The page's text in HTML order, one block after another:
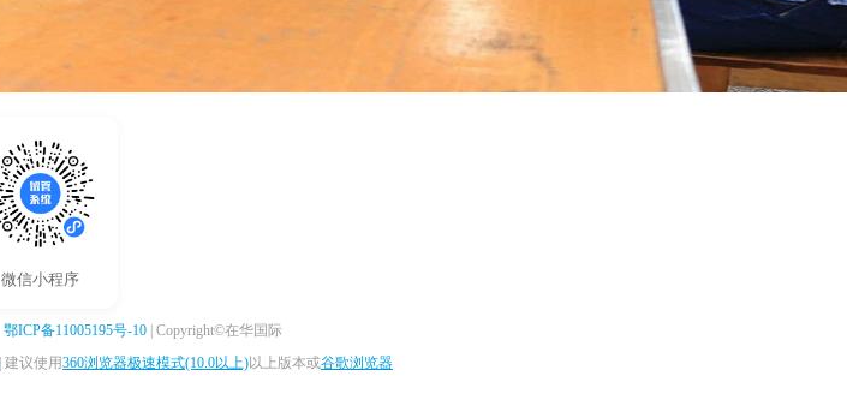
微信小程序
鄂ICP备11005195号-10| Copyright©在华国际
| 建议使用360浏览器极速模式(10.0以上)以上版本或谷歌浏览器